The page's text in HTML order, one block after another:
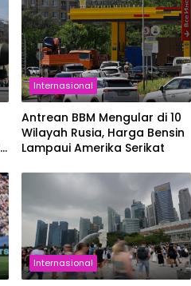
Internasional
Antrean BBM Mengular di 10
Wilayah Rusia, Harga Bensin
Lampaui Amerika Serikat
Internasional